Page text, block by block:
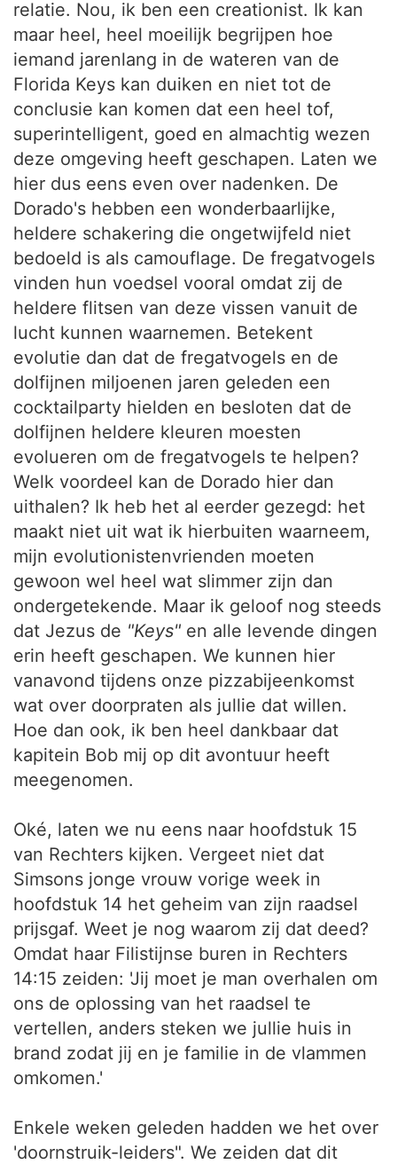
relatie. Nou, ik ben een creationist. Ik kan
maar heel, heel moeilijk begrijpen hoe
iemand jarenlang in de wateren van de
Florida Keys kan duiken en niet tot de
conclusie kan komen dat een heel tof,
superintelligent, goed en almachtig wezen
deze omgeving heeft geschapen. Laten we
hier dus eens even over nadenken. De
Dorado's hebben een wonderbaarlijke,
heldere schakering die ongetwijfeld niet
bedoeld is als camouflage. De fregatvogels
vinden hun voedsel vooral omdat zij de
heldere flitsen van deze vissen vanuit de
lucht kunnen waarnemen. Betekent
evolutie dan dat de fregatvogels en de
dolfijnen miljoenen jaren geleden een
cocktailparty hielden en besloten dat de
dolfijnen heldere kleuren moesten
evolueren om de fregatvogels te helpen?
Welk voordeel kan de Dorado hier dan
uithalen? Ik heb het al eerder gezegd: het
maakt niet uit wat ik hierbuiten waarneem,
mijn evolutionistenvrienden moeten
gewoon wel heel wat slimmer zijn dan
ondergetekende. Maar ik geloof nog steeds
dat Jezus de "Keys" en alle levende dingen
erin heeft geschapen. We kunnen hier
vanavond tijdens onze pizzabijeenkomst
wat over doorpraten als jullie dat willen.
Hoe dan ook, ik ben heel dankbaar dat
kapitein Bob mij op dit avontuur heeft
meegenomen.
Oké, laten we nu eens naar hoofdstuk 15
van Rechters kijken. Vergeet niet dat
Simsons jonge vrouw vorige week in
hoofdstuk 14 het geheim van zijn raadsel
prijsgaf. Weet je nog waarom zij dat deed?
Omdat haar Filistijnse buren in Rechters
14:15 zeiden: 'Jij moet je man overhalen om
ons de oplossing van het raadsel te
vertellen, anders steken we jullie huis in
brand zodat jij en je familie in de vlammen
omkomen.'
Enkele weken geleden hadden we het over
'doornstruik-leiders". We zeiden dat dit